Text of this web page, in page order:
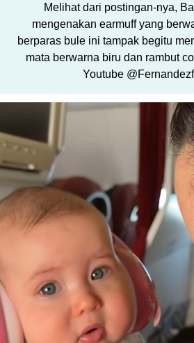
Melihat dari postingan-nya,
mengenakan earmuff yang
berparas bule ini tampak begitu
mata berwarna biru dan rambut
Youtube